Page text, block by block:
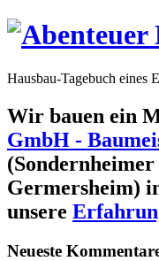
Hausbau-Tagebuch eines
Wir bauen ein
GmbH -
(Sondernheimer
Germersheim)
unsere
Neueste